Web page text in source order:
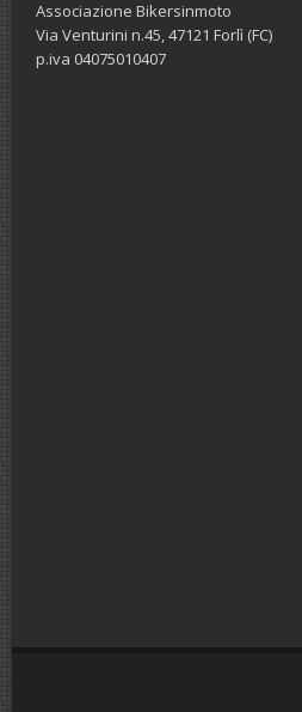
Associazione Bikersinmoto
Via Venturini n.45, 47121 Forlì (FC)
p.iva 04075010407